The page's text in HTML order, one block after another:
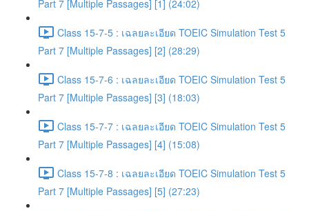
Part 7 [Multiple Passages] [1] (24:02)
Class 15-7-5 : เฉลยละเอียด TOEIC Simulation Test 5
Part 7 [Multiple Passages] [2] (28:29)
Class 15-7-6 : เฉลยละเอียด TOEIC Simulation Test 5
Part 7 [Multiple Passages] [3] (18:03)
Class 15-7-7 : เฉลยละเอียด TOEIC Simulation Test 5
Part 7 [Multiple Passages] [4] (15:08)
Class 15-7-8 : เฉลยละเอียด TOEIC Simulation Test 5
Part 7 [Multiple Passages] [5] (27:23)